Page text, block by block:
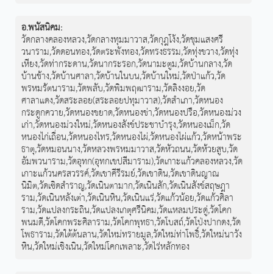
อ.พนัสนิคม:
วัดกลางคลองหลวง,วัดกลางทุมมาวาส,วัดกุฎโง้ง,วัดชุมแสงศรี
วนาราม,วัดดอนทอง,วัดตระพังทอง,วัดทรงธรรม,วัดทุ่งขวาง,วัดทุ่ง
เหียง,วัดท่ากระดาน,วัดนากระรอก,วัดนามะตูม,วัดบ้านกลาง,วัด
บ้านช้าง,วัดบ้านศาลา,วัดบ้านในบน,วัดบ้านใหม่,วัดป่าแก้ว,วัด
พรหมรัตนาราม,วัดพลับ,วัดพิมพฤฒาราม,วัดลิงงอย,วัด
ศาลาแดง,วัดสระลอย(สระลอยปทุมาวาส),วัดสำเภา,วัดหนอง
กระดูกควาย,วัดหนองขยาด,วัดหนองข่า,วัดหนองปรือ,วัดหนองม่วง
เก่า,วัดหนองม่วงใหม่,วัดหนองสังข์ประชาบำรุง,วัดหนองเม็ก,วัด
หนองไก่เถื่อน,วัดหนองไทร,วัดหนองไผ่,วัดหนองไผ่แก้ว,วัดหน้าพระ
ธาตุ,วัดหมอนนาง,วัดหลวงพรหมมาวาส,วัดหัวถนน,วัดห้วยสูบ,วัด
อัมพวนาราม,วัดอุทก(อุทกเขปสีมาราม),วัดเกาะแก้วคลองหลวง,วัด
เกาะแก้วนครสวรรค์,วัดเขาคีรีรมย์,วัดเขาดิน,วัดเขาดินญาณ
นิมิต,วัดเซิดสำราญ,วัดเนินตามาก,วัดเนินสัก,วัดเนินสังข์สฤษฎา
ราม,วัดเนินหลังเต่า,วัดเนินหิน,วัดเนินแร่,วัดแก้วน้อย,วัดแก้วศิลา
ราม,วัดแปลงกระถิน,วัดแปลงเกตุศรีนิคม,วัดแหลมประดู่,วัดโคก
พนมดี,วัดโคกพระศิลาราม,วัดโคกพุทธา,วัดโบสถ์,วัดโป่งปากดง,วัด
โพธาราม,วัดใต้ต้นลาน,วัดใหม่ทรายมูล,วัดใหม่ท่าโพธิ์,วัดใหม่นาวัง
หิน,วัดใหม่เชิงเนิน,วัดใหม่โคกเพลาะ,วัดไร่หลักทอง